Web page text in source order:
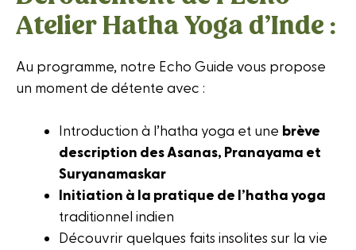
Atelier Hatha Yoga d’Inde :
Au programme, notre Echo Guide vous propose
un moment de détente avec :
Introduction à l’hatha yoga et une brève
description des Asanas, Pranayama et
Suryanamaskar
Initiation à la pratique de l’hatha yoga
traditionnel indien
Découvrir quelques faits insolites sur la vie